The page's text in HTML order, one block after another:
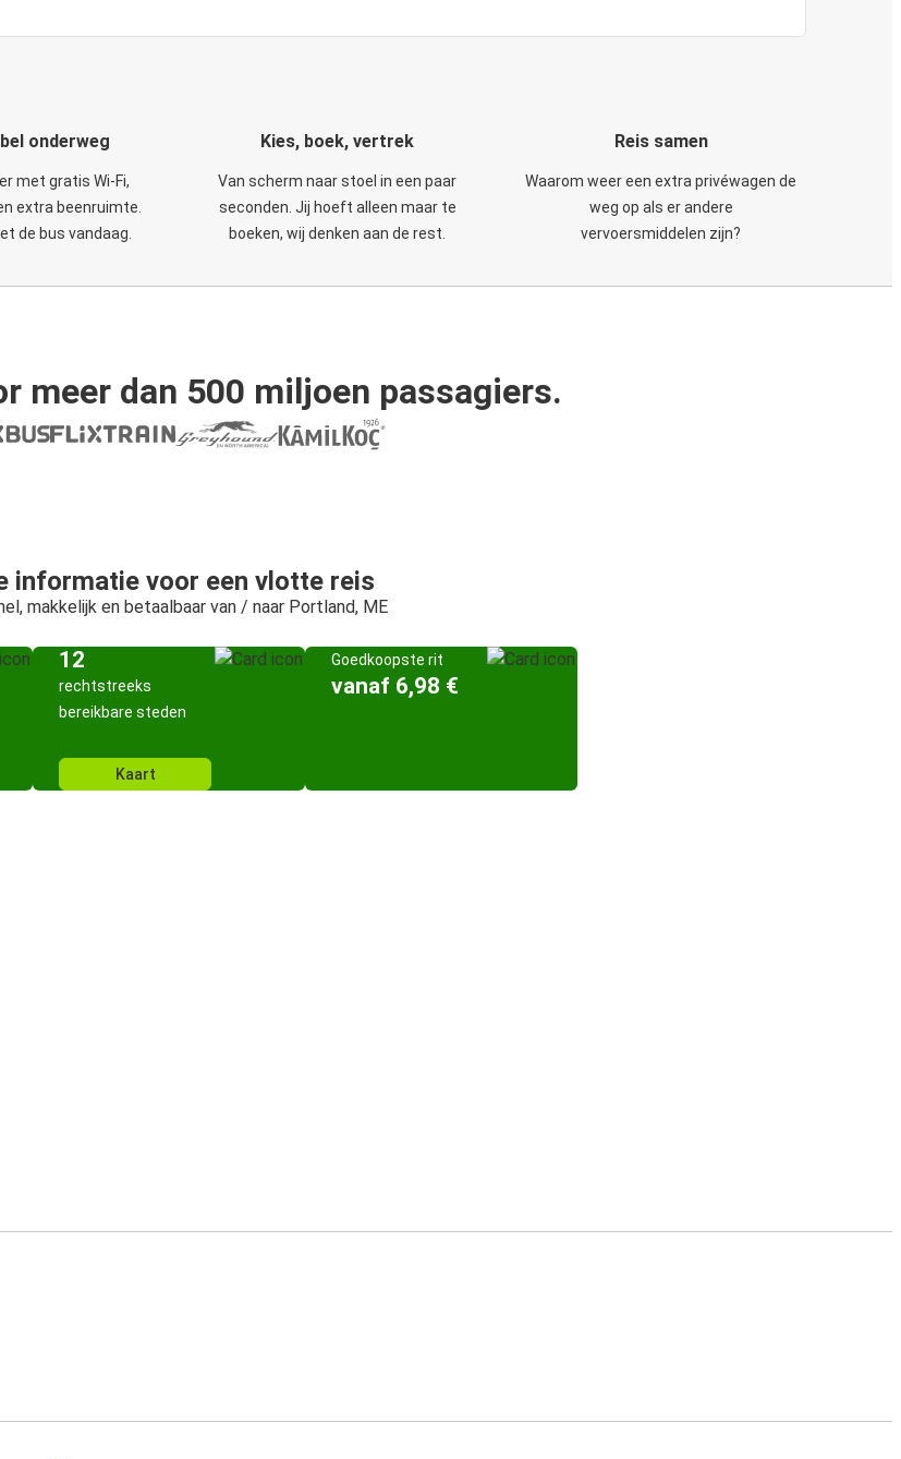
onderweg
met gratis Wi-Fi,
extra beenruimte.
de bus vandaag.
Kies, boek, vertrek
Van scherm naar stoel in een paar
seconden. Jij hoeft alleen maar te
boeken, wij denken aan de rest.
Reis samen
Waarom weer een extra privéwagen de
weg op als er andere
vervoersmiddelen zijn?
meer dan 500 miljoen passagiers.
informatie voor een vlotte reis
makkelijk en betaalbaar van / naar Portland, ME
12
rechtstreeks
bereikbare steden
Kaart
Goedkoopste rit
vanaf 6,98 €